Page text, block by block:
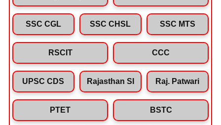
SSC CGL SSC CHSL SSC MTS
RSCIT CCC
UPSC CDS Rajasthan SI Raj. Patwari
PTET BSTC